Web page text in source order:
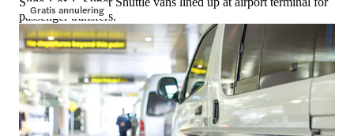
Gratis annulering
passenger transfers.